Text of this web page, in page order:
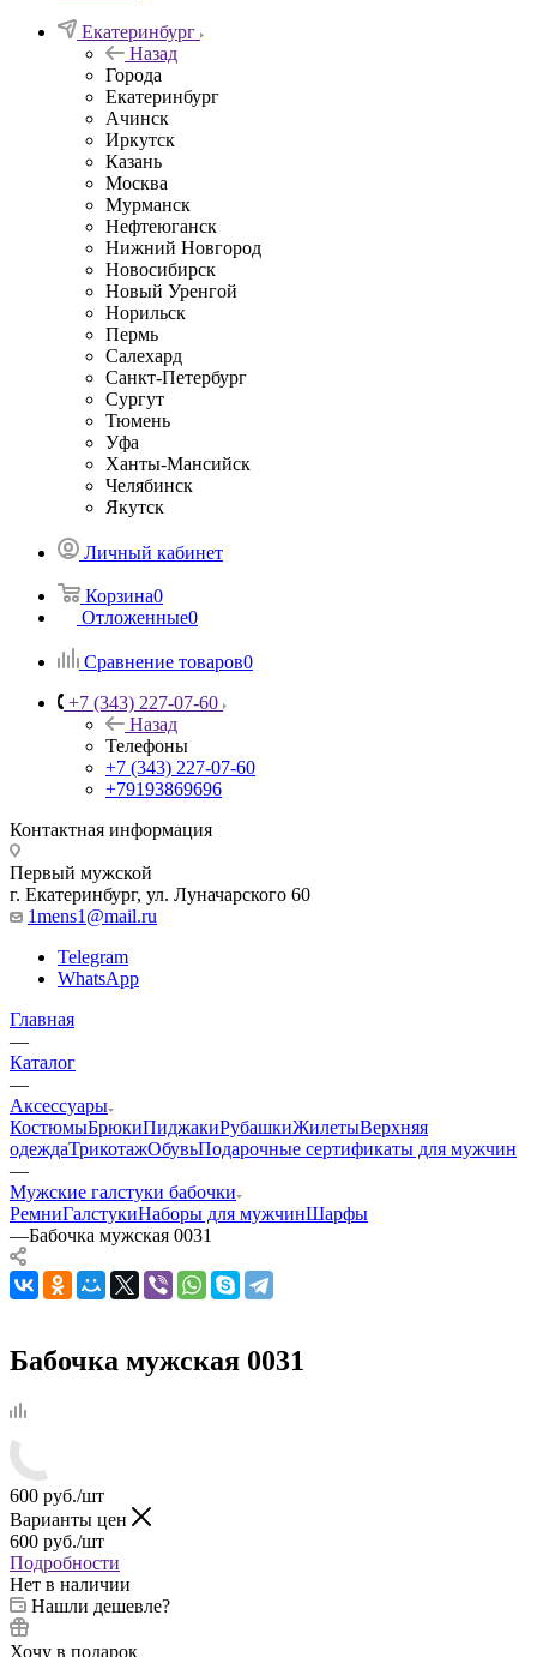
Екатеринбург
Назад
Города
Екатеринбург
Ачинск
Иркутск
Казань
Москва
Мурманск
Нефтеюганск
Нижний Новгород
Новосибирск
Новый Уренгой
Норильск
Пермь
Салехард
Санкт-Петербург
Сургут
Тюмень
Уфа
Ханты-Мансийск
Челябинск
Якутск
Личный кабинет
Корзина0
Отложенные0
Сравнение товаров0
+7 (343) 227-07-60
Назад
Телефоны
+7 (343) 227-07-60
+79193869696
Контактная информация
Первый мужской
г. Екатеринбург, ул. Луначарского 60
1mens1@mail.ru
Telegram
WhatsApp
Главная
—
Каталог
—
Аксессуары
КостюмыБрюкиПиджакиРубашкиЖилетыВерхняя
одеждаТрикотажОбувьПодарочные сертификаты для мужчин
—
Мужские галстуки бабочки
РемниГалстукиНаборы для мужчинШарфы
—Бабочка мужская 0031
Бабочка мужская 0031
600 руб./шт
Варианты цен
600 руб./шт
Подробности
Нет в наличии
Нашли дешевле?
Хочу в подарок